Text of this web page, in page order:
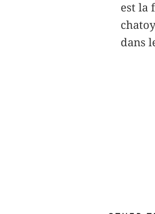
est la
dans